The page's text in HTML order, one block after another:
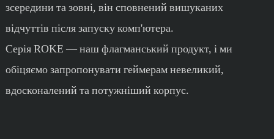
зсередини та зовні, він сповнений вишуканих
відчуттів після запуску комп'ютера.
Серія ROKE — наш флагманський продукт, і ми
обіцяємо запропонувати геймерам невеликий,
вдосконалений та потужніший корпус.